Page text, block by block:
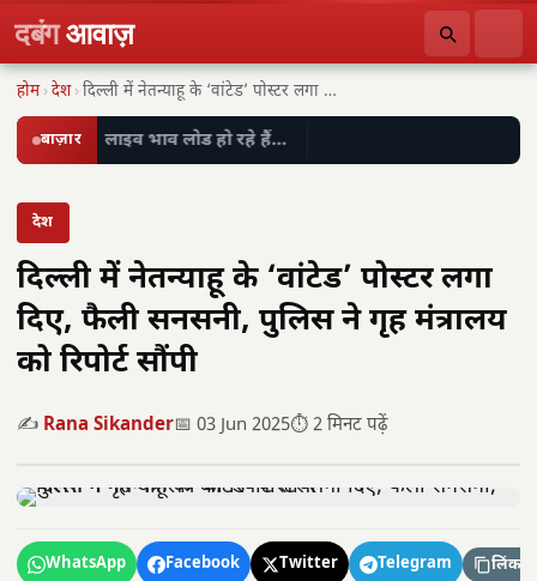
दबंगआवाज़
होम ›देश › दिल्ली में नेतन्याहू के ‘वांटेड’ पोस्टर लगा दिए,…
बाज़ार लाइव भाव लोड हो रहे हैं…
देश
दिल्ली में नेतन्याहू के ‘वांटेड’ पोस्टर लगा
दिए, फैली सनसनी, पुलिस ने गृह मंत्रालय
को रिपोर्ट सौंपी
✍️ Rana Sikander📅 03 Jun 2025⏱️ 2 मिनट पढ़ें
WhatsApp Facebook Twitter Telegram लिंक